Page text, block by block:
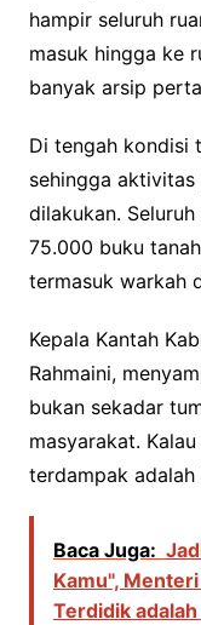
hampir seluruh
masuk hingga ke
banyak arsip
Di tengah kondisi
sehingga
dilakukan.
75.000 buku
termasuk warkah
Kepala Kantah
Rahmaini,
bukan sekadar
masyarakat.
terdampak adalah
Baca Juga:
Kamu",
Terdidik